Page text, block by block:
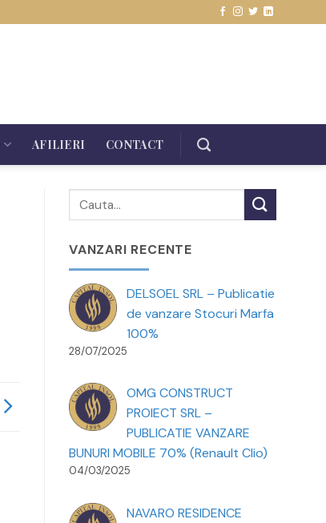
AFILIERI CONTACT
VANZARI RECENTE
DELSOEL SRL – Publicatie
de vanzare Stocuri Marfa
100%
28/07/2025
OMG CONSTRUCT
PROIECT SRL –
PUBLICATIE VANZARE
BUNURI MOBILE 70% (Renault Clio)
04/03/2025
NAVARO RESIDENCE